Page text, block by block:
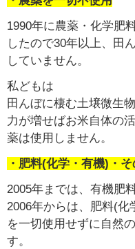
1990年に農薬・化学肥
したので30年以上、田
していません。
私どもは
田んぼに棲む土壌微生
力が増せばお米自体の
薬は使用しません。
・肥料(化学・有機)・
2005年までは、有機肥
2006年からは、肥料(
を一切使用せずに自然
す。